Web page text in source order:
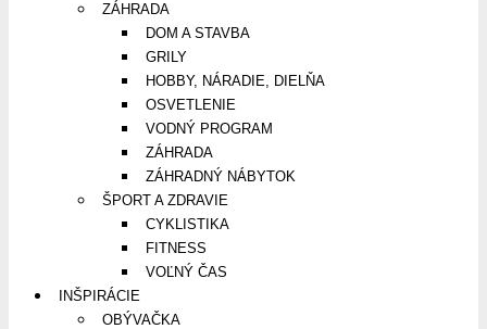
ZÁHRADA
DOM A STAVBA
GRILY
HOBBY, NÁRADIE, DIELŇA
OSVETLENIE
VODNÝ PROGRAM
ZÁHRADA
ZÁHRADNÝ NÁBYTOK
ŠPORT A ZDRAVIE
CYKLISTIKA
FITNESS
VOĽNÝ ČAS
INŠPIRÁCIE
OBÝVAČKA